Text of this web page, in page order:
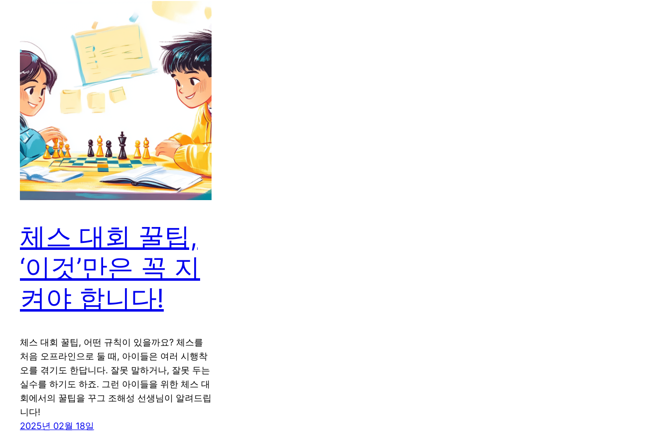
체스 대회 꿀팁,
‘이것’만은 꼭 지
켜야 합니다!
체스 대회 꿀팁, 어떤 규칙이 있을까요? 체스를
처음 오프라인으로 둘 때, 아이들은 여러 시행착
오를 겪기도 한답니다. 잘못 말하거나, 잘못 두는
실수를 하기도 하죠. 그런 아이들을 위한 체스 대
회에서의 꿀팁을 꾸그 조해성 선생님이 알려드립
니다!
2025년 02월 18일